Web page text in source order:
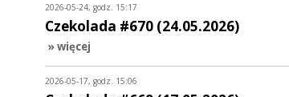
2026-05-24, godz. 15:17
Czekolada #670 (24.05.2026)
» więcej
2026-05-17, godz. 15:06